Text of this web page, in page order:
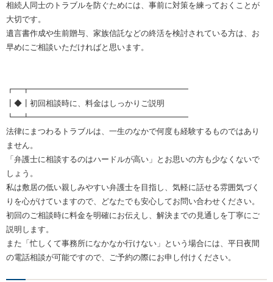
相続人同士のトラブルを防ぐためには、事前に対策を練っておくことが
大切です。
遺言書作成や生前贈与、家族信託などの終活を検討されている方は、お
早めにご相談いただければと思います。
┏━┳━━━━━━━━━━━━━━━━━━━━
┃◆┃初回相談時に、料金はしっかりご説明
┗━┻━━━━━━━━━━━━━━━━━━━━
法律にまつわるトラブルは、一生のなかで何度も経験するものではあり
ません。
「弁護士に相談するのはハードルが高い」とお思いの方も少なくないで
しょう。
私は敷居の低い親しみやすい弁護士を目指し、気軽に話せる雰囲気づく
りを心がけていますので、どなたでも安心してお問い合わせください。
初回のご相談時に料金を明確にお伝えし、解決までの見通しを丁寧にご
説明します。
また「忙しくて事務所になかなか行けない」という場合には、平日夜間
の電話相談が可能ですので、ご予約の際にお申し付けください。